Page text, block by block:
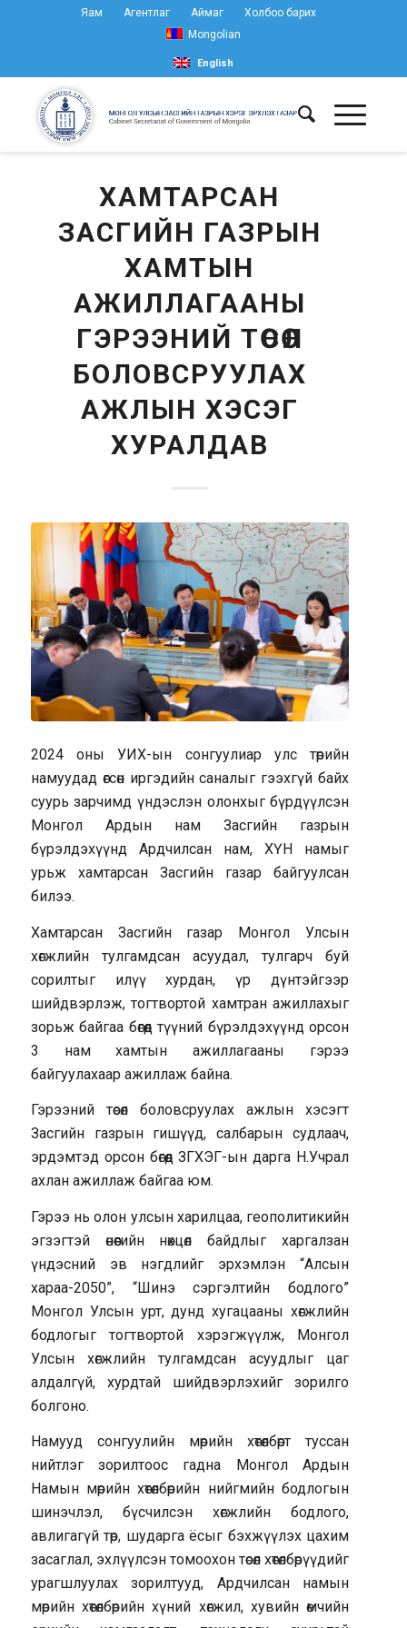
Яам Агентлаг Аймаг
Холбоо барих
Mongolian
English
ХАМТАРСАН
ЗАСГИЙН ГАЗРЫН
ХАМТЫН
АЖИЛЛАГААНЫ
ГЭРЭЭНИЙ ТӨСӨЛ
БОЛОВСРУУЛАХ
АЖЛЫН ХЭСЭГ
ХУРАЛДАВ
2024 оны УИХ-ын сонгуулиар улс төрийн
намуудад өгсөн иргэдийн саналыг гээхгүй байх
суурь зарчимд үндэслэн олонхыг бүрдүүлсэн
Монгол Ардын нам Засгийн газрын
бүрэлдэхүүнд Ардчилсан нам, ХҮН намыг
урьж хамтарсан Засгийн газар байгуулсан
билээ.
Хамтарсан Засгийн газар Монгол Улсын
хөгжлийн тулгамдсан асуудал, тулгарч буй
сорилтыг илүү хурдан, үр дүнтэйгээр
шийдвэрлэж, тогтвортой хамтран ажиллахыг
зорьж байгаа бөгөөд түүний бүрэлдэхүүнд орсон
3 нам хамтын ажиллагааны гэрээ
байгуулахаар ажиллаж байна.
Гэрээний төсөл боловсруулах ажлын хэсэгт
Засгийн газрын гишүүд, салбарын судлаач,
эрдэмтэд орсон бөгөөд ЗГХЭГ-ын дарга Н.Учрал
ахлан ажиллаж байгаа юм.
Гэрээ нь олон улсын харилцаа, геополитикийн
эгзэгтэй өнөөгийн нөхцөл байдлыг харгалзан
үндэсний эв нэгдлийг эрхэмлэн “Алсын
хараа-2050”, “Шинэ сэргэлтийн бодлого”
Монгол Улсын урт, дунд хугацааны хөгжлийн
бодлогыг тогтвортой хэрэгжүүлж, Монгол
Улсын хөгжлийн тулгамдсан асуудлыг цаг
алдалгүй, хурдтай шийдвэрлэхийг зорилго
болгоно.
Намууд сонгуулийн мөрийн хөтөлбөрт туссан
нийтлэг зорилтоос гадна Монгол Ардын
Намын мөрийн хөтөлбөрийн нийгмийн бодлогын
шинэчлэл, бүсчилсэн хөгжлийн бодлого,
авлигагүй төр, шударга ёсыг бэхжүүлэх цахим
засаглал, эхлүүлсэн томоохон төсөл хөтөлбөрүүдийг
урагшлуулах зорилтууд, Ардчилсан намын
мөрийн хөтөлбөрийн хүний хөгжил, хувийн өмчийн